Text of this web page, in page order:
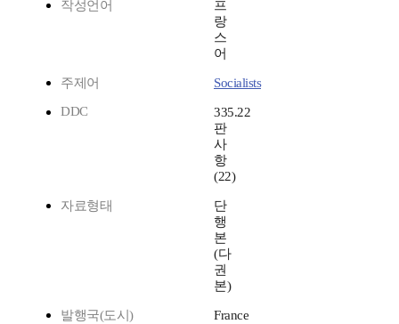
작성언어
프
랑
스
어
주제어
Socialists
DDC
335.22
판
사
항
(22)
자료형태
단
행
본
(다
권
본)
발행국(도시) France